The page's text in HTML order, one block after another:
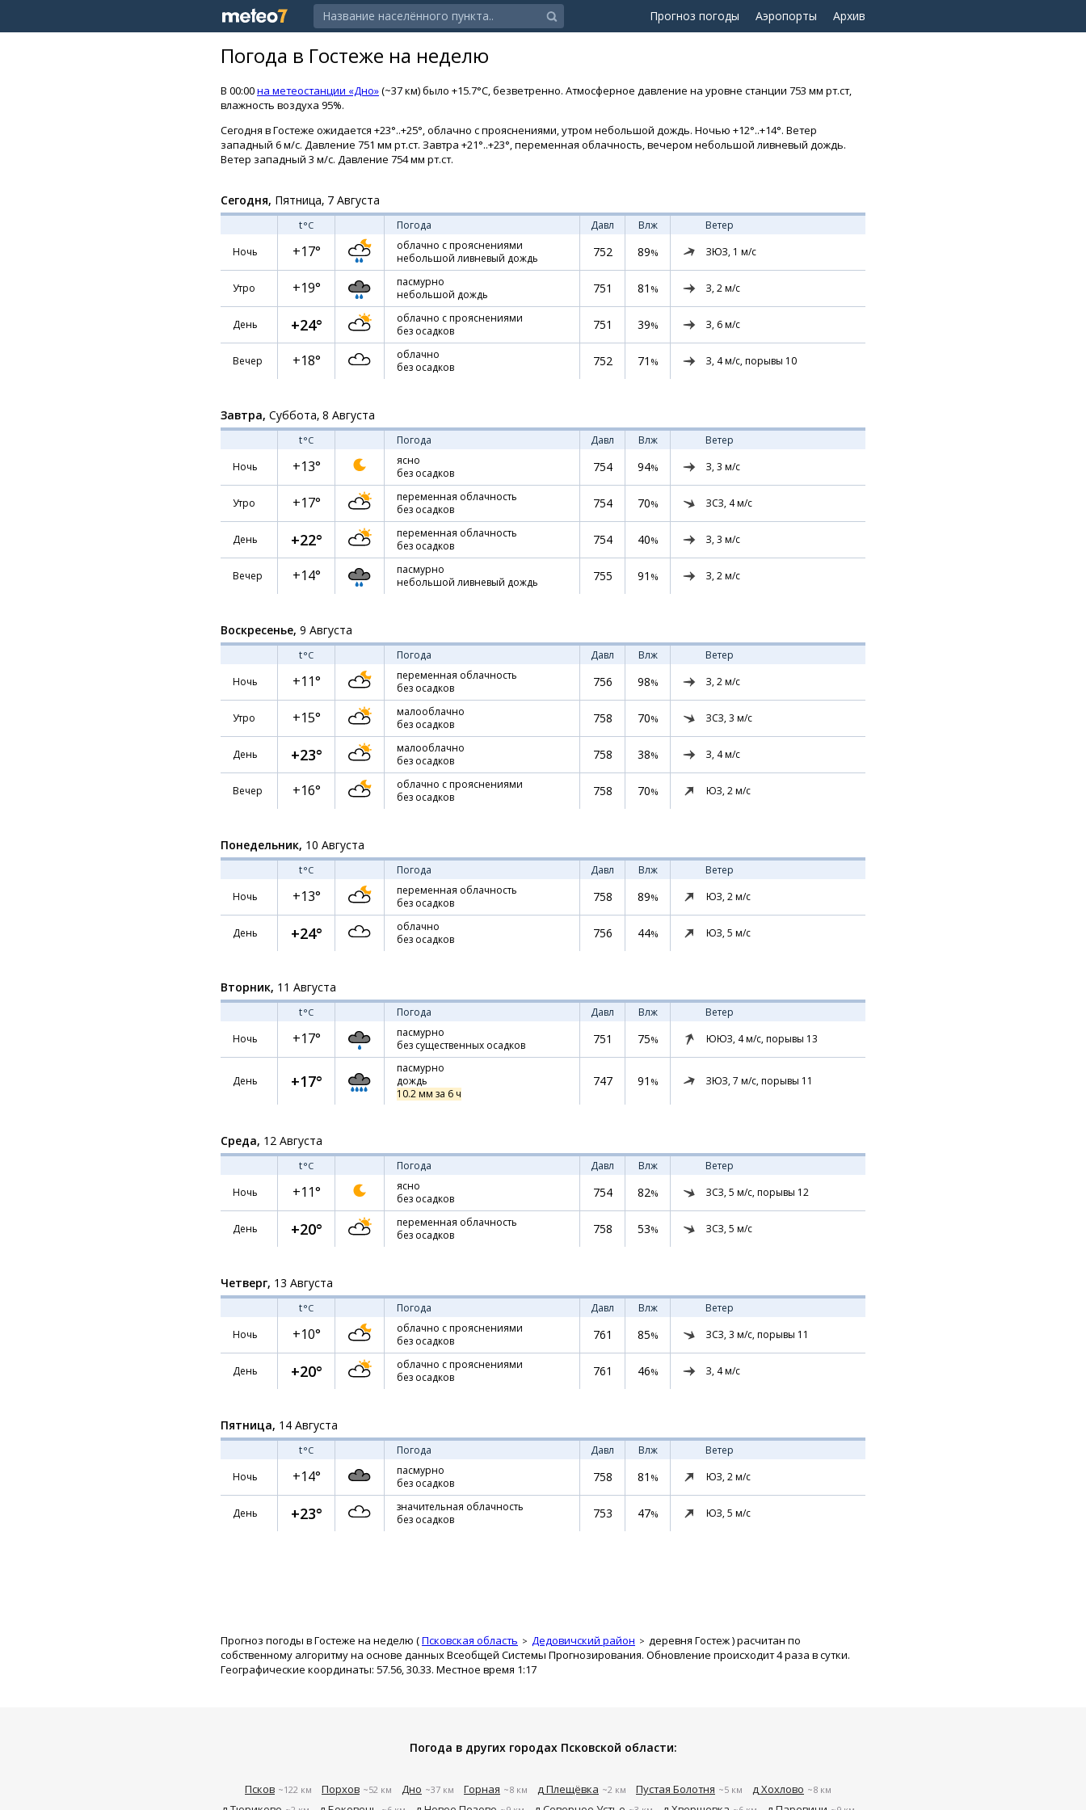
Прогноз погоды Аэропорты Архив
Погода в Гостеже на неделю
В 00:00на метеостанции «Дно»(~37 км) было +15.7°C, безветренно. Атмосферное давление на уровне станции 753 мм рт.ст,
влажность воздуха 95%.
Сегодня в Гостеже ожидается +23°..+25°, облачно с прояснениями, утром небольшой дождь. Ночью +12°..+14°. Ветер
западный 6 м/с. Давление 751 мм рт.ст. Завтра +21°..+23°, переменная облачность, вечером небольшой ливневый дождь.
Ветер западный 3 м/с. Давление 754 мм рт.ст.
Сегодня, Пятница, 7 Августа
t°C Погода Давл Влж
Ветер
Ночь
+17°
облачно с прояснениями
небольшой ливневый дождь
752 89% ЗЮЗ, 1 м/с
Утро +19°
пасмурно
небольшой дождь
751 81 % З, 2м/с
День +24°
облачно с прояснениями
без осадков
751 39% З, 6м/с
Вечер +18°
облачно
без осадков
752 71 % З, 4м/с, порывы 10
Завтра, Суббота, 8 Августа
t°C Погода Давл Влж
Ветер
Ночь
+13°
ясно
без осадков
754 94% З, 3 м/с
Утро +17°
переменная облачность
без осадков
754 70% ЗСЗ, 4м/с
День +22°
переменная облачность
без осадков
754 40% З, 3 м/с
Вечер +14°
пасмурно
небольшой ливневый дождь
755 91 % З, 2м/с
Воскресенье, 9 Августа
t°C Погода Давл Влж
Ветер
Ночь
+11°
переменная облачность
без осадков
756 98% З, 2м/с
Утро +15°
малооблачно
без осадков
758 70% ЗСЗ, 3 м/с
День +23°
малооблачно
без осадков
758 38% З, 4м/с
Вечер +16°
облачно с прояснениями
без осадков
758 70% ЮЗ, 2м/с
Понедельник, 10 Августа
t°C Погода Давл Влж
Ветер
Ночь
+13°
переменная облачность
без осадков
758 89% ЮЗ, 2м/с
День +24°
облачно
без осадков
756 44% ЮЗ, 5 м/с
Вторник, 11 Августа
t°C Погода Давл Влж
Ветер
Ночь
+17°
пасмурно
без существенных осадков
751 75% ЮЮЗ, 4м/с, порывы 13
День +17°
пасмурно
дождь
10.2 мм за 6 ч
747 91 % ЗЮЗ, 7 м/с, порывы 11
Среда, 12 Августа
t°C Погода Давл Влж
Ветер
Ночь
+11°
ясно
без осадков
754 82% ЗСЗ, 5 м/с, порывы 12
День +20°
переменная облачность
без осадков
758 53% ЗСЗ, 5 м/с
Четверг, 13 Августа
t°C Погода Давл Влж
Ветер
Ночь
+10°
облачно с прояснениями
без осадков
761 85% ЗСЗ, 3 м/с, порывы 11
День +20°
облачно с прояснениями
без осадков
761 46% З, 4м/с
Пятница, 14 Августа
t°C Погода Давл Влж
Ветер
Ночь
+14°
пасмурно
без осадков
758 81 % ЮЗ, 2м/с
День +23°
значительная облачность
без осадков
753 47% ЮЗ, 5 м/с
Прогноз погоды в Гостеже на неделю (Псковская область Дедовичский район деревня Гостеж) расчитан по
собственному алгоритму на основе данных Всеобщей Системы Прогнозирования. Обновление происходит 4 раза в сутки.
Географические координаты: 57.56, 30.33. Местное время 1:17
Погода в других городах Псковской области:
Псков ~122 км Порхов ~52 км Дно ~37 км Горная ~8 км д Плещёвка ~2 км Пустая Болотня ~5 км д Хохлово ~8 км